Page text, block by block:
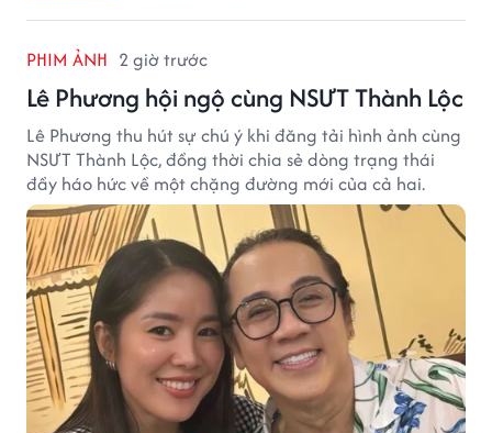
PHIM ẢNH 2 giờ trước
Lê Phương hội ngộ cùng NSƯT Thành Lộc
Lê Phương thu hút sự chú ý khi đăng tải hình ảnh cùng
NSƯT Thành Lộc, đồng thời chia sẻ dòng trạng thái
đầy háo hức về một chặng đường mới của cả hai.